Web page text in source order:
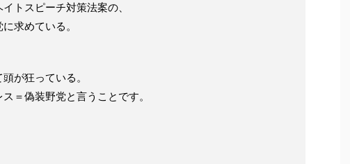
トスピーチ対策法案の、
求めている。
が狂っている。
＝偽装野党と言うことです。